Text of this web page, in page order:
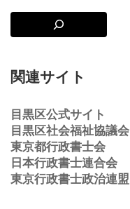
関連サイト
目黒区公式サイト
目黒区社会福祉協議会
東京都行政書士会
日本行政書士連合会
東京行政書士政治連盟